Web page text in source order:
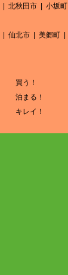
北秋田市 小坂町
仙北市 美郷町
買う！
泊まる！
キレイ！